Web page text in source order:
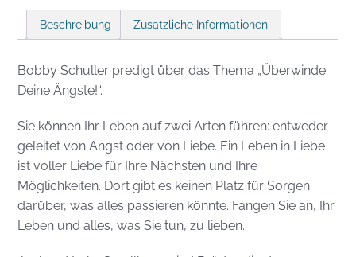
Beschreibung Zusätzliche Informationen
Bobby Schuller predigt über das Thema „Überwinde
Deine Ängste!“.
Sie können Ihr Leben auf zwei Arten führen: entweder
geleitet von Angst oder von Liebe. Ein Leben in Liebe
ist voller Liebe für Ihre Nächsten und Ihre
Möglichkeiten. Dort gibt es keinen Platz für Sorgen
darüber, was alles passieren könnte. Fangen Sie an, Ihr
Leben und alles, was Sie tun, zu lieben.